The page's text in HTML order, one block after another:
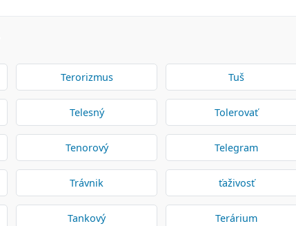
Terorizmus Tuš
Telesný Tolerovať
Tenorový Telegram
Trávnik ťaživosť
Tankový Terárium